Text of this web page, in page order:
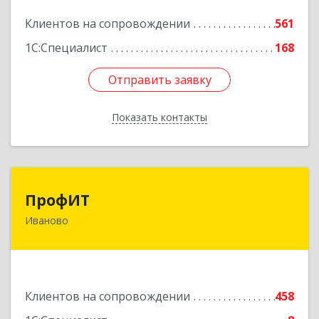
Клиентов на сопровождении
561
1С:Специалист
168
Отправить заявку
Показать контакты
Отправить заявку
Назад
ПрофИТ
Иваново
Клиентов на сопровождении
458
153000, Ивановская обл, г.о. город Иваново,
Подробнее